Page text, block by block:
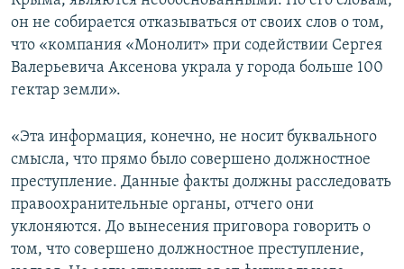
он не собирается отказываться от своих слов о том,
что «компания «Монолит» при содействии Сергея
Валерьевича Аксенова украла у города больше 100
гектар земли».
«Эта информация, конечно, не носит буквального
смысла, что прямо было совершено должностное
преступление. Данные факты должны расследовать
правоохранительные органы, отчего они
уклоняются. До вынесения приговора говорить о
том, что совершено должностное преступление,